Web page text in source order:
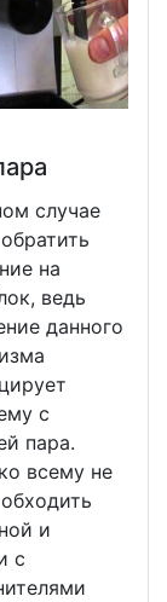
случае
на
ведь
данного
с
пара.
всему не
и
с